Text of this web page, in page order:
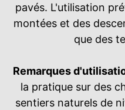
pavés. L'utilisation
montées et des
que des
Remarques
la pratique sur des
sentiers naturels de